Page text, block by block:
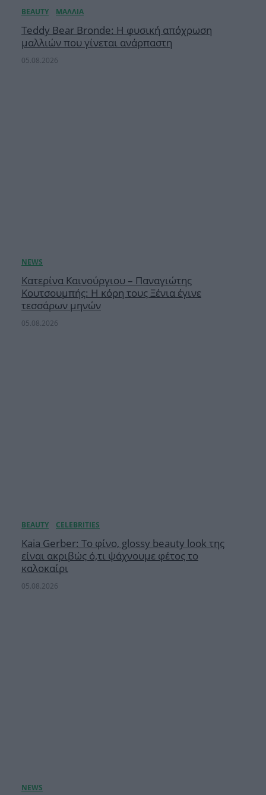
Teddy Bear Bronde: Η φυσική απόχρωση
μαλλιών που γίνεται ανάρπαστη
05.08.2026
Κατερίνα Καινούργιου – Παναγιώτης
Κουτσουμπής: Η κόρη τους Ξένια έγινε
τεσσάρων μηνών
05.08.2026
Κaia Gerber: Το φίνο, glossy beauty look της
είναι ακριβώς ό,τι ψάχνουμε φέτος το
καλοκαίρι
05.08.2026